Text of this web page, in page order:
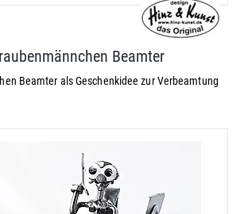
Beamter
Beamter als Geschenkidee zur Verbeamtung